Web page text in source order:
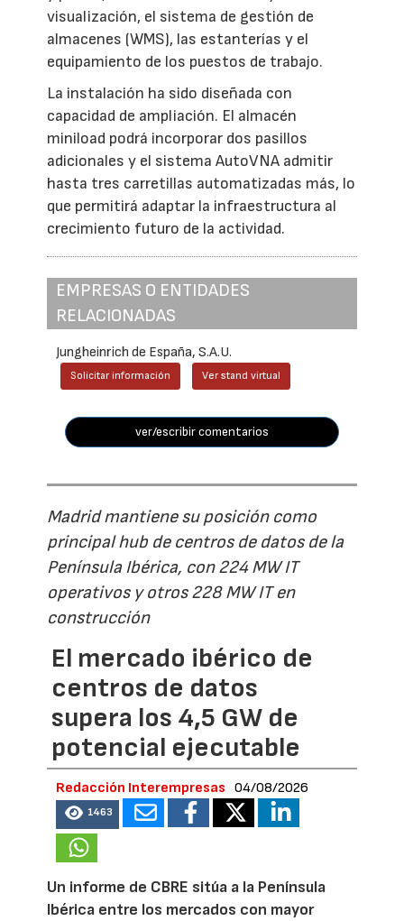
visualización, el sistema de gestión de
almacenes (WMS), las estanterías y el
equipamiento de los puestos de trabajo.
La instalación ha sido diseñada con
capacidad de ampliación. El almacén
miniload podrá incorporar dos pasillos
adicionales y el sistema AutoVNA admitir
hasta tres carretillas automatizadas más, lo
que permitirá adaptar la infraestructura al
crecimiento futuro de la actividad.
EMPRESAS O ENTIDADES
RELACIONADAS
Jungheinrich de España, S.A.U.
Solicitar información Ver stand virtual
ver/escribir comentarios
Madrid mantiene su posición como
principal hub de centros de datos de la
Península Ibérica, con 224 MW IT
operativos y otros 228 MW IT en
construcción
El mercado ibérico de
centros de datos
supera los 4,5 GW de
potencial ejecutable
Redacción Interempresas 04/08/2026
1463
Un informe de CBRE sitúa a la Península
Ibérica entre los mercados con mayor